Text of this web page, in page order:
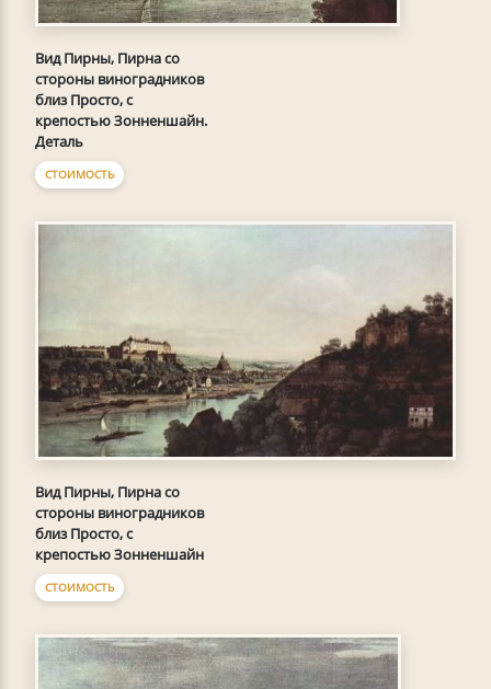
Вид Пирны, Пирна со
стороны виноградников
близ Просто, с
крепостью Зонненшайн.
Деталь
СТОИМОСТЬ
Вид Пирны, Пирна со
стороны виноградников
близ Просто, с
крепостью Зонненшайн
СТОИМОСТЬ